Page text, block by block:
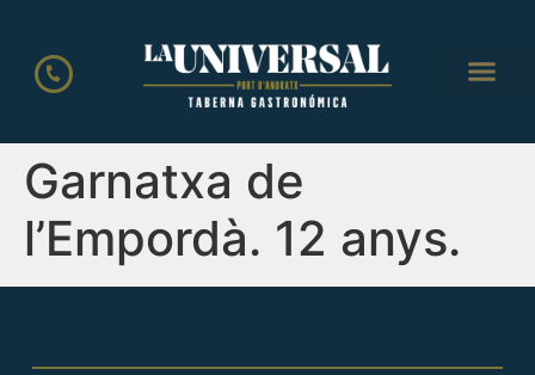
Garnatxa de
l’Empordà. 12 anys.